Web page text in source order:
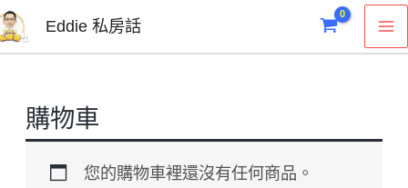
跳
至
Eddie 私房話
購物車
您的購物車裡還沒有任何商品。